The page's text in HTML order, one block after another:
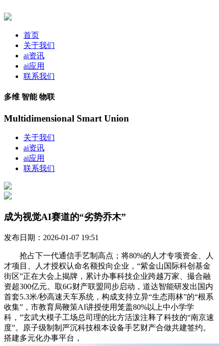
首页
关于我们
ai资讯
ai应用
联系我们
多维 智能 物联
Multidimensional Smart Union
关于我们
ai资讯
ai应用
联系我们
成为视觉AI赛道的“劣势乔木”
发布日期：2026-01-07 19:51
抢占下一代通信手艺制高点；将80%的人才专项资金、人
才项目、人才授权认命名额投向企业，“紫金山国际科创基金
街区”正在大会上揭牌，累计办事科技企业跨越万家、撮合融
资超300亿元。取6G财产联盟同步启动，道达智能研发出国内
首套5.3米/秒高速天车系统，构成支持立异“生态雨林”的“根系
收集”，市教育局鞭策AI讲授使用笼盖80%以上中小学学
科，”玄武大模子工场总司理的比方活泼注释了科技的“南京速
度”。原子级制制严沉科技根本设备手艺财产合做共建签约。
搭建多元化办事平台，